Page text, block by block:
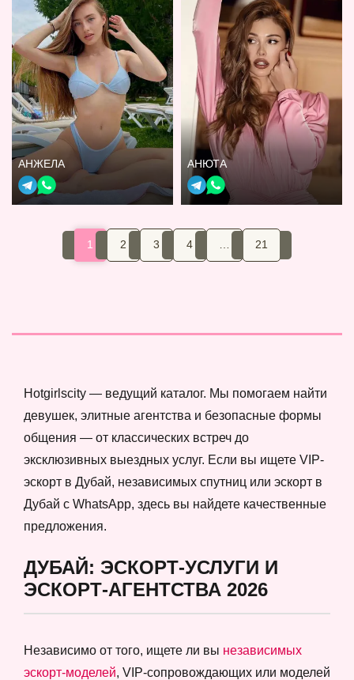
АНЖЕЛА АНЮТА
1 2 3 4 21
Hotgirlscity — ведущий каталог. Мы помогаем найти
девушек, элитные агентства и безопасные формы
общения — от классических встреч до
эксклюзивных выездных услуг. Если вы ищете VIP-
эскорт в Дубай, независимых спутниц или эскорт в
Дубай с WhatsApp, здесь вы найдете качественные
предложения.
ДУБАЙ: ЭСКОРТ-УСЛУГИ И
ЭСКОРТ-АГЕНТСТВА 2026
Независимо от того, ищете ли вы независимых
эскорт-моделей, VIP-сопровождающих или моделей